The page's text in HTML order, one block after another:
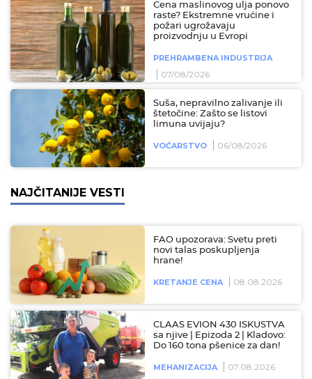
Cena maslinovog ulja ponovo
raste? Ekstremne vrućine i
požari ugrožavaju
proizvodnju u Evropi
PREHRAMBENA INDUSTRIJA
07/08/2026
Suša, nepravilno zalivanje ili
štetočine: Zašto se listovi
limuna uvijaju?
VOĆARSTVO 06/08/2026
NAJČITANIJE VESTI
FAO upozorava: Svetu preti
novi talas poskupljenja
hrane!
KRETANJE CENA 08.08.2026
CLAAS EVION 430 ISKUSTVA
sa njive | Epizoda 2 | Kladovo:
Do 160 tona pšenice za dan!
MEHANIZACIJA 07.08.2026